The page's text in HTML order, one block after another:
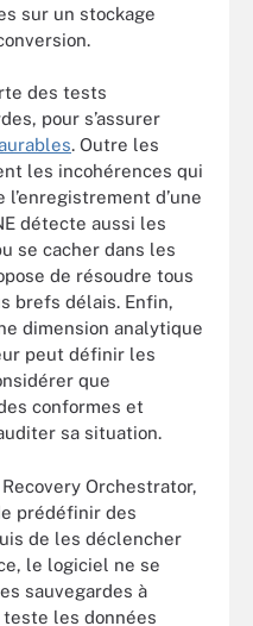
sur un stockage
des tests
pour s’assurer
. Outre les
les incohérences qui
d’une
détecte aussi les
se cacher dans les
de résoudre tous
brefs délais. Enfin,
dimension analytique
peut définir les
que
conformes et
sa situation.
Orchestrator,
prédéfinir des
de les déclencher
le logiciel ne se
sauvegardes à
teste les données